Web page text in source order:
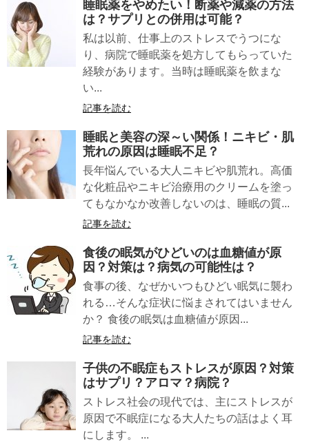
睡眠薬をやめたい！断薬や減薬の方法
は？サプリとの併用は可能？
私は以前、仕事上のストレスでうつにな
り、病院で睡眠薬を処方してもらっていた
経験があります。当時は睡眠薬を飲まな
い...
記事を読む
睡眠と美容の深～い関係！ニキビ・肌
荒れの原因は睡眠不足？
長年悩んでいる大人ニキビや肌荒れ。高価
な化粧品やニキビ治療用のクリームを塗っ
てもなかなか改善しないのは、睡眠の質...
記事を読む
食後の眠気がひどいのは血糖値が原
因？対策は？病気の可能性は？
食事の後、なぜかいつもひどい眠気に襲わ
れる…そんな症状に悩まされてはいません
か？ 食後の眠気は血糖値が原因...
記事を読む
子供の不眠症もストレスが原因？対策
はサプリ？アロマ？病院？
ストレス社会の現代では、主にストレスが
原因で不眠症になる大人たちの話はよく耳
にします。 ...